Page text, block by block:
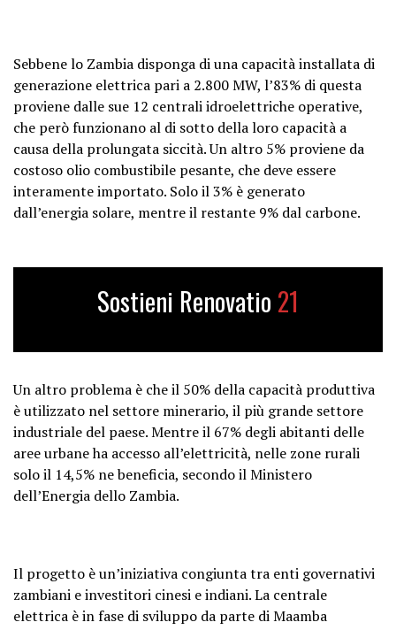
Sebbene lo Zambia disponga di una capacità installata di
generazione elettrica pari a 2.800 MW, l’83% di questa
proviene dalle sue 12 centrali idroelettriche operative,
che però funzionano al di sotto della loro capacità a
causa della prolungata siccità. Un altro 5% proviene da
costoso olio combustibile pesante, che deve essere
interamente importato. Solo il 3% è generato
dall’energia solare, mentre il restante 9% dal carbone.
Sostieni Renovatio 21
Un altro problema è che il 50% della capacità produttiva
è utilizzato nel settore minerario, il più grande settore
industriale del paese. Mentre il 67% degli abitanti delle
aree urbane ha accesso all’elettricità, nelle zone rurali
solo il 14,5% ne beneficia, secondo il Ministero
dell’Energia dello Zambia.
Il progetto è un’iniziativa congiunta tra enti governativi
zambiani e investitori cinesi e indiani. La centrale
elettrica è in fase di sviluppo da parte di Maamba